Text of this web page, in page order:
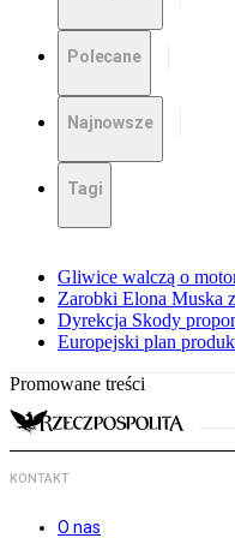
Polecane
Najnowsze
Tagi
Gliwice walczą o
Zarobki Elona Muska
Dyrekcja Skody
Europejski plan
Promowane treści
KONTAKT
O nas